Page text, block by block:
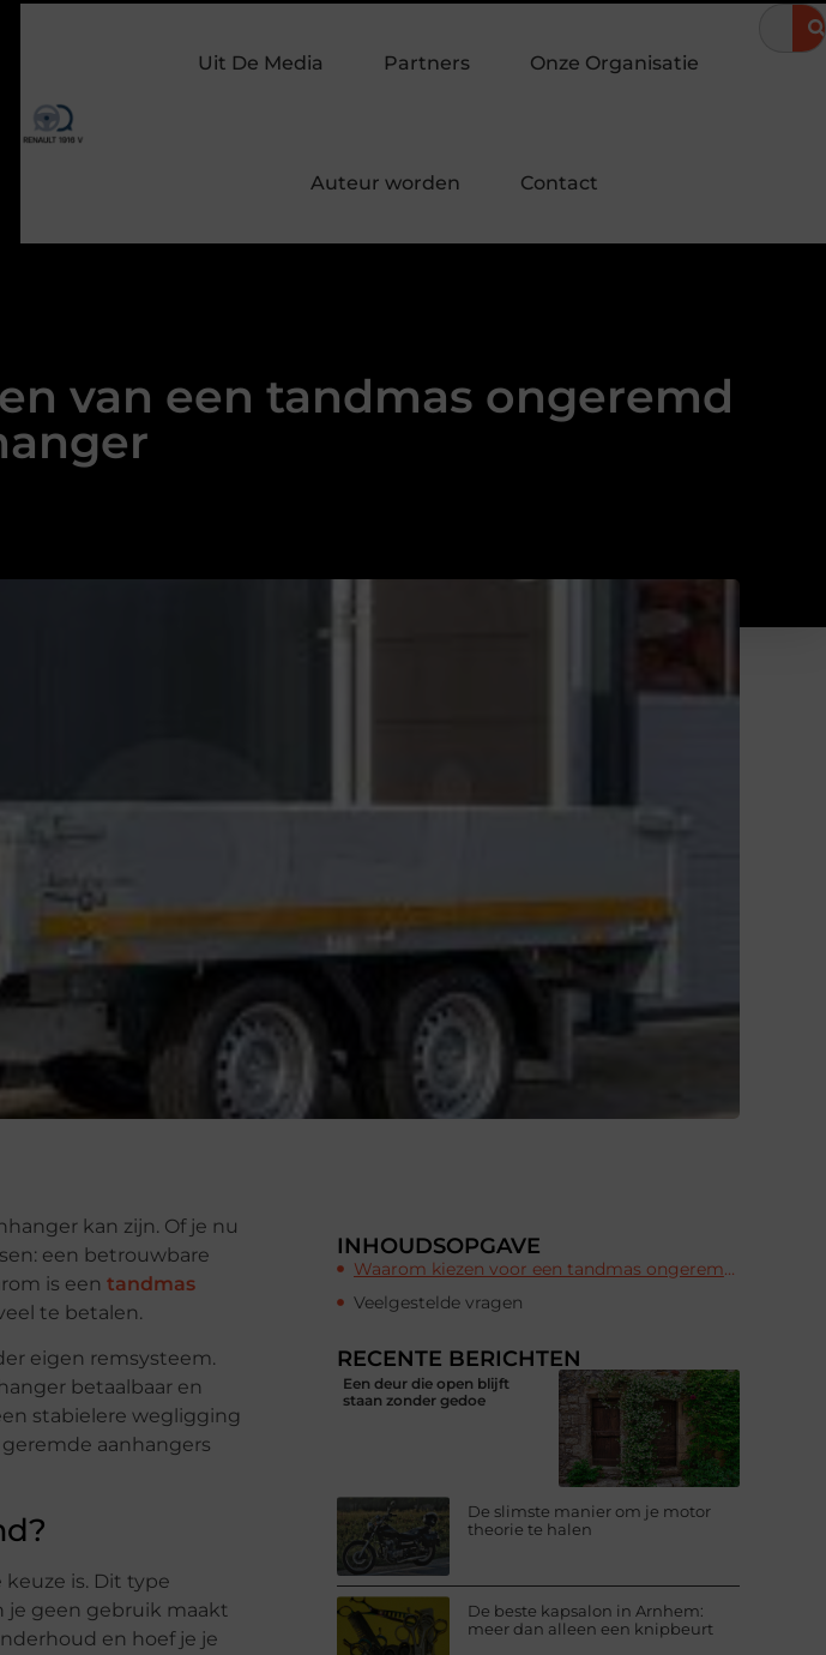
voor een onvergetelijke zomeravond Hoe een landingspagina laten maken bijdraagt aan
Uit De Media Partners Onze Organisatie
Auteur worden Contact
van een tandmas ongeremd
kan zijn. Of je nu
een betrouwbare
is een tandmas
te betalen.
eigen remsysteem.
betaalbaar en
stabielere wegligging
aanhangers
is. Dit type
je geen gebruik maakt
en hoef je je
INHOUDSOPGAVE
Waarom kiezen voor een tandmas ongeremd?
Veelgestelde vragen
RECENTE BERICHTEN
Een deur die open blijft
staan zonder gedoe
De slimste manier om je motor
theorie te halen
De beste kapsalon in Arnhem:
meer dan alleen een knipbeurt